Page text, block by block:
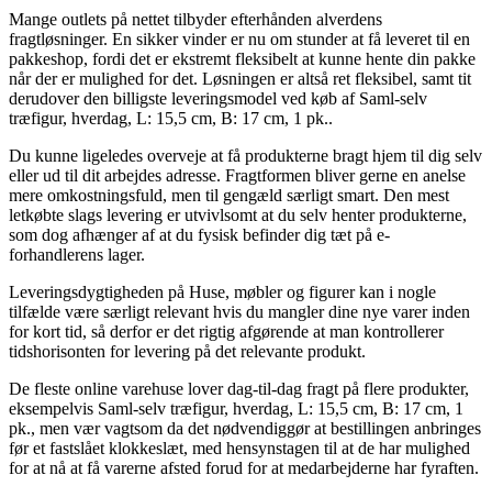
Mange outlets på nettet tilbyder efterhånden alverdens
fragtløsninger. En sikker vinder er nu om stunder at få leveret til en
pakkeshop, fordi det er ekstremt fleksibelt at kunne hente din pakke
når der er mulighed for det. Løsningen er altså ret fleksibel, samt tit
derudover den billigste leveringsmodel ved køb af Saml-selv
træfigur, hverdag, L: 15,5 cm, B: 17 cm, 1 pk..
Du kunne ligeledes overveje at få produkterne bragt hjem til dig selv
eller ud til dit arbejdes adresse. Fragtformen bliver gerne en anelse
mere omkostningsfuld, men til gengæld særligt smart. Den mest
letkøbte slags levering er utvivlsomt at du selv henter produkterne,
som dog afhænger af at du fysisk befinder dig tæt på e-
forhandlerens lager.
Leveringsdygtigheden på Huse, møbler og figurer kan i nogle
tilfælde være særligt relevant hvis du mangler dine nye varer inden
for kort tid, så derfor er det rigtig afgørende at man kontrollerer
tidshorisonten for levering på det relevante produkt.
De fleste online varehuse lover dag-til-dag fragt på flere produkter,
eksempelvis Saml-selv træfigur, hverdag, L: 15,5 cm, B: 17 cm, 1
pk., men vær vagtsom da det nødvendiggør at bestillingen anbringes
før et fastslået klokkeslæt, med hensynstagen til at de har mulighed
for at nå at få varerne afsted forud for at medarbejderne har fyraften.